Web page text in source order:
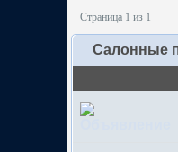
Страница 1 из 1
Салонные